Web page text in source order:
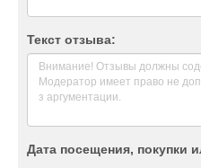
Текст отзыва:
Дата посещения, покупки